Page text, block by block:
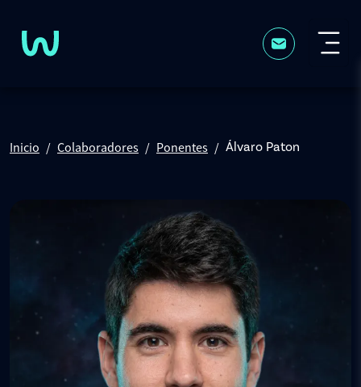
Inicio Colaboradores Ponentes Álvaro Paton